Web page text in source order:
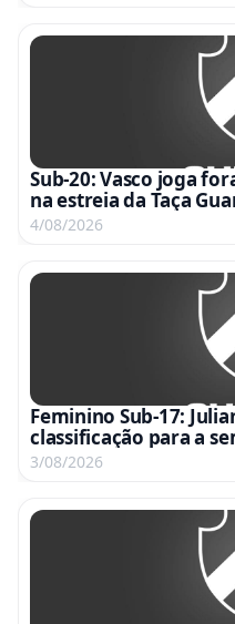
Sub-20: Vasco joga
na estreia da Taça
15h
4/08/2026
Feminino Sub-17:
classificação para a
3/08/2026